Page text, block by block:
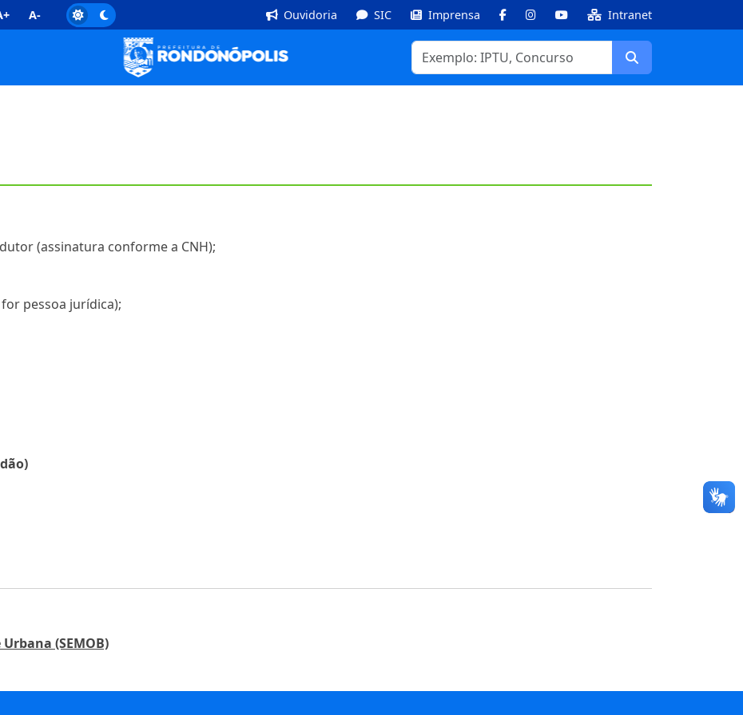
[3] Rodapé [4]
A- Ouvidoria SIC Imprensa FacebookInstagramYoutube Intranet
Buscar
(assinatura conforme a CNH);
for pessoa jurídica);
(SEMOB)